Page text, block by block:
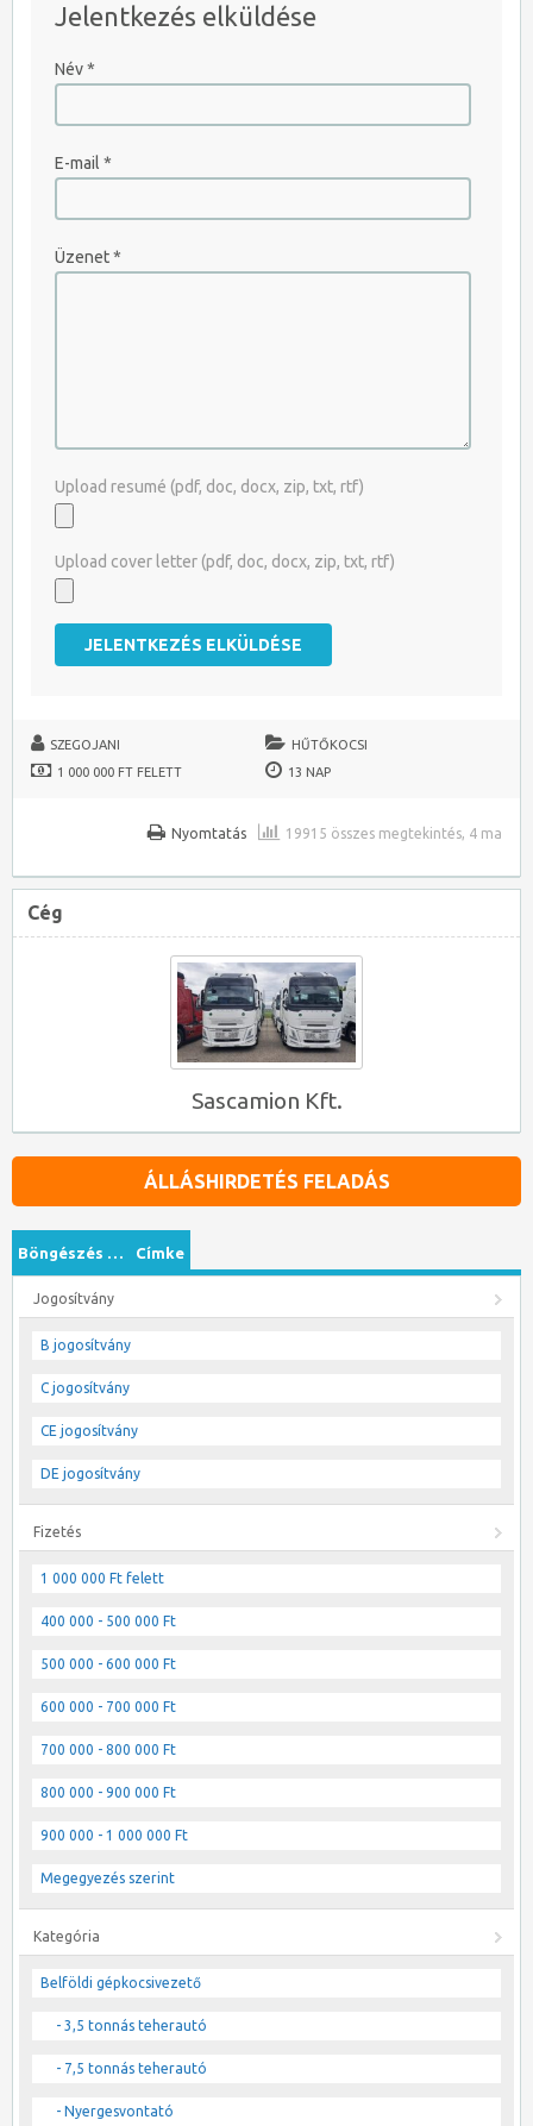
JELENTKEZEM AZONNAL
Jelentkezés elküldése
Név*
E-mail *
Üzenet*
Upload resumé (pdf, doc, docx, zip, txt, rtf)
Upload cover letter (pdf, doc, docx, zip, txt, rtf)
SZEGOJANI
HŰTŐKOCSI
1 000 000 FT FELETT
13 NAP
19915 összes megtekintés, 4 ma
Nyomtatás
Cég
Sascamion Kft.
ÁLLÁSHIRDETÉS FELADÁS
Böngészés … Címke
Jogosítvány
B jogosítvány
C jogosítvány
CE jogosítvány
DE jogosítvány
Fizetés
1 000 000 Ft felett
400 000 - 500 000 Ft
500 000 - 600 000 Ft
600 000 - 700 000 Ft
700 000 - 800 000 Ft
800 000 - 900 000 Ft
900 000 - 1 000 000 Ft
Megegyezés szerint
Kategória
Belföldi gépkocsivezető
- 3,5 tonnás teherautó
- 7,5 tonnás teherautó
- Nyergesvontató